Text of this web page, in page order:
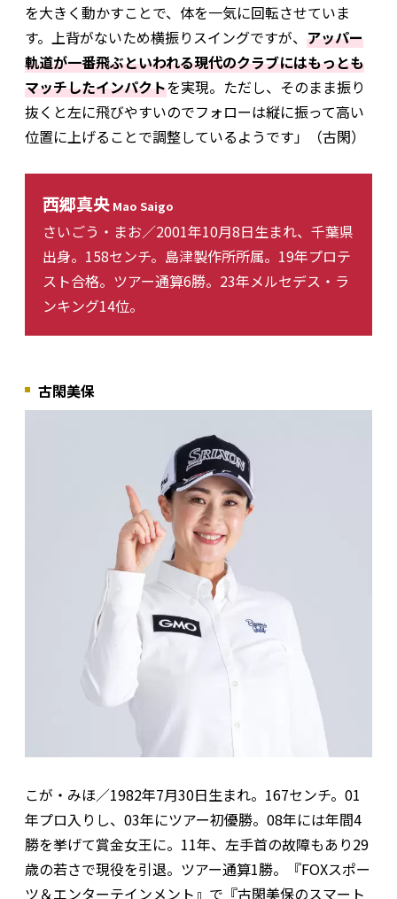
を大きく動かすことで、体を一気に回転させていま
す。上背がないため横振りスイングですが、 アッパー
軌道が一番飛ぶといわれる現代のクラブにはもっとも
マッチしたインパクトを実現。ただし、そのまま振り
抜くと左に飛びやすいのでフォローは縦に振って高い
位置に上げることで調整しているようです」（古閑）
西郷真央 Mao Saigo
さいごう・まお／2001年10月8日生まれ、千葉県
出身。158センチ。島津製作所所属。19年プロテ
スト合格。ツアー通算6勝。23年メルセデス・ラ
ンキング14位。
古閑美保
こが・みほ／1982年7月30日生まれ。167センチ。01
年プロ入りし、03年にツアー初優勝。08年には年間4
勝を挙げて賞金女王に。11年、左手首の故障もあり29
歳の若さで現役を引退。ツアー通算1勝。『FOXスポー
ツ＆エンターテインメント』で『古閑美保のスマート